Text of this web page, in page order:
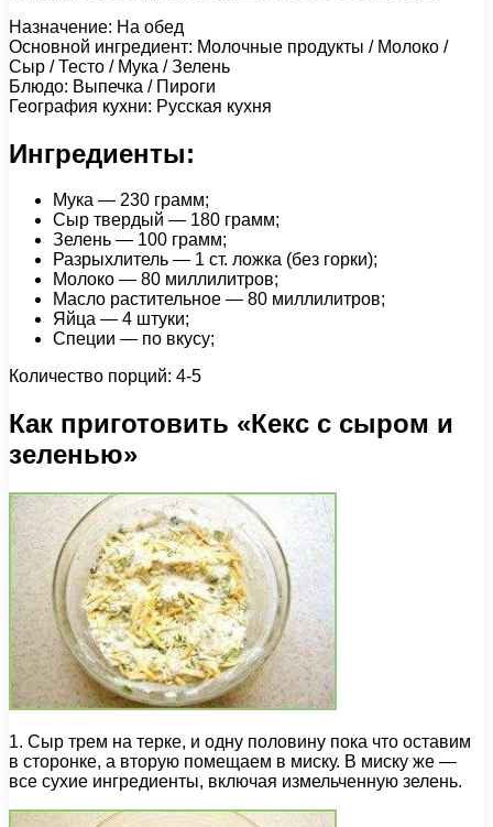
Назначение: На обед
Основной ингредиент: Молочные продукты / Молоко /
Сыр / Тесто / Мука / Зелень
Блюдо: Выпечка / Пироги
География кухни: Русская кухня
Ингредиенты:
Мука — 230 грамм;
Сыр твердый — 180 грамм;
Зелень — 100 грамм;
Разрыхлитель — 1 cт. ложка (без горки);
Молоко — 80 миллилитров;
Масло растительное — 80 миллилитров;
Яйца — 4 штуки;
Специи — по вкусу;
Количество порций: 4-5
Как приготовить «Кекс с сыром и
зеленью»
1. Сыр трем на терке, и одну половину пока что оставим
в сторонке, а вторую помещаем в миску. В миску же —
все сухие ингредиенты, включая измельченную зелень.